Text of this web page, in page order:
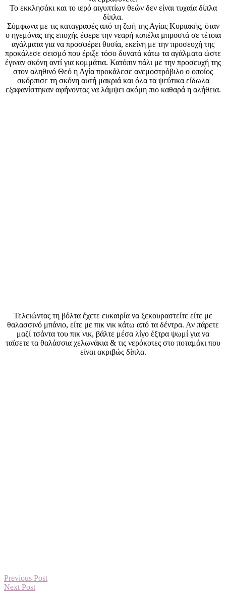
Το εκκλησάκι και το ιερό αιγυπτίων θεών δεν είναι τυχαία δίπλα
δίπλα.
Σύμφωνα με τις καταγραφές από τη ζωή της Αγίας Κυριακής, όταν
ο ηγεμόνας της εποχής έφερε την νεαρή κοπέλα μπροστά σε τέτοια
αγάλματα για να προσφέρει θυσία, εκείνη με την προσευχή της
προκάλεσε σεισμό που έριξε τόσο δυνατά κάτω τα αγάλματα ώστε
έγιναν σκόνη αντί για κομμάτια. Κατόπιν πάλι με την προσευχή της
στον αληθινό Θεό η Αγία προκάλεσε ανεμοστρόβιλο ο οποίος
σκόρπισε τη σκόνη αυτή μακριά και όλα τα ψεύτικα είδωλα
εξαφανίστηκαν αφήνοντας να λάμψει ακόμη πιο καθαρά η αλήθεια.
Τελειώντας τη βόλτα έχετε ευκαιρία να ξεκουραστείτε είτε με
θαλασσινό μπάνιο, είτε με πικ νικ κάτω από τα δέντρα. Αν πάρετε
μαζί τσάντα του πικ νικ, βάλτε μέσα λίγο έξτρα ψωμί για να
ταϊσετε τα θαλάσσια χελωνάκια & τις νερόκοτες στο ποταμάκι που
είναι ακριβώς δίπλα.
Previous Post
Next Post